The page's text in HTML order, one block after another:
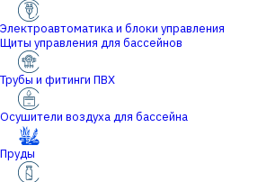
Электроавтоматика и блоки управления
Щиты управления для бассейнов
Трубы и фитинги ПВХ
Осушители воздуха для бассейна
Пруды